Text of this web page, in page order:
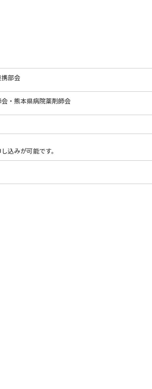
部会
・熊本県病院薬剤師会
込みが可能です。